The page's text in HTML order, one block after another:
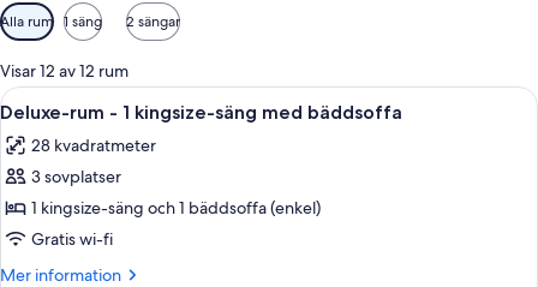
Tillgängliga
filter
för
rum
Alla rum 1 säng 2 sängar
Visar 12 av 12 rum
Öppna
alla
foton
för
Deluxe-
rum
-
Deluxe-rum - 1 kingsize-säng med
12
Deluxe-rum - 1 kingsize-säng med bäddsoffa
28 kvadratmeter
3 sovplatser
1 kingsize-säng och 1 bäddsoffa (enkel)
Gratis wi-fi
Mer information
Mer